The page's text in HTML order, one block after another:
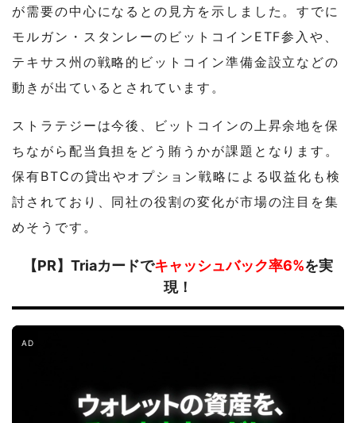
が需要の中心になるとの見方を示しました。すでに
モルガン・スタンレーのビットコインETF参入や、
テキサス州の戦略的ビットコイン準備金設立などの
動きが出ているとされています。
ストラテジーは今後、ビットコインの上昇余地を保
ちながら配当負担をどう賄うかが課題となります。
保有BTCの貸出やオプション戦略による収益化も検
討されており、同社の役割の変化が市場の注目を集
めそうです。
【PR】Triaカードでキャッシュバック率6%を実
現！
AD